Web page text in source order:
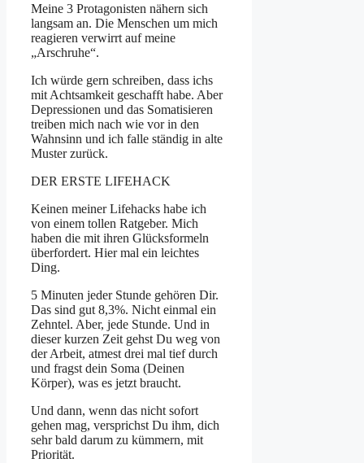
Meine 3 Protagonisten nähern sich
langsam an. Die Menschen um mich
reagieren verwirrt auf meine
„Arschruhe“.
Ich würde gern schreiben, dass ichs
mit Achtsamkeit geschafft habe. Aber
Depressionen und das Somatisieren
treiben mich nach wie vor in den
Wahnsinn und ich falle ständig in alte
Muster zurück.
DER ERSTE LIFEHACK
Keinen meiner Lifehacks habe ich
von einem tollen Ratgeber. Mich
haben die mit ihren Glücksformeln
überfordert. Hier mal ein leichtes
Ding.
5 Minuten jeder Stunde gehören Dir.
Das sind gut 8,3%. Nicht einmal ein
Zehntel. Aber, jede Stunde. Und in
dieser kurzen Zeit gehst Du weg von
der Arbeit, atmest drei mal tief durch
und fragst dein Soma (Deinen
Körper), was es jetzt braucht.
Und dann, wenn das nicht sofort
gehen mag, versprichst Du ihm, dich
sehr bald darum zu kümmern, mit
Priorität.